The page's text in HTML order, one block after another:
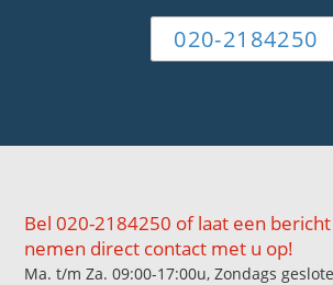
020-2184250
Bel 020-2184250 of laat een
nemen direct contact met u op!
Ma. t/m Za. 09:00-17:00u, Zondags